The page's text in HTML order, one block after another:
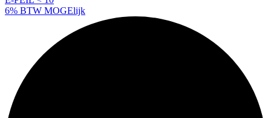
6% BTW MOGElijk